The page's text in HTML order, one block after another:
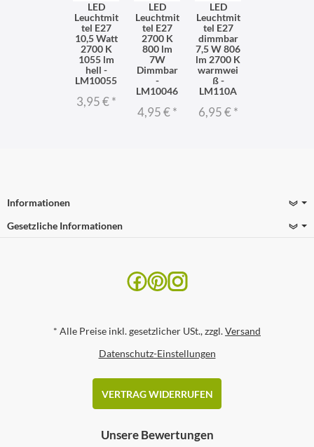
LED
Leuchtmit
tel E27
10,5 Watt
2700 K
1055 lm
hell -
LM10055
3,95 €*
LED
Leuchtmit
tel E27
2700 K
800 lm
7W
Dimmbar
-
LM10046
4,95 €*
LED
Leuchtmit
tel E27
dimmbar
7,5 W 806
lm 2700 K
warmwei
ß -
LM110A
6,95 €*
Informationen
Gesetzliche Informationen
* Alle Preise inkl. gesetzlicher USt., zzgl.Versand
Datenschutz-Einstellungen
VERTRAG WIDERRUFEN
Unsere Bewertungen